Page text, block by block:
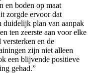
en boden op maat
zorgde ervoor dat
duidelijk plan van aanpak
ten zeerste aan voor elke
en de
zijn niet alleen
een blijvende positieve
gehad.”